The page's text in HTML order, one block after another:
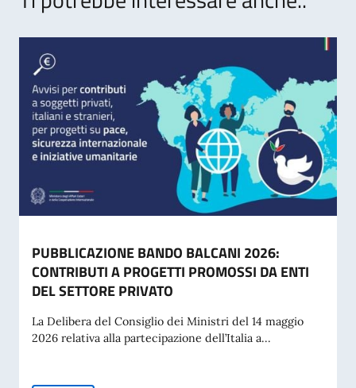
PUBBLICAZIONE BANDO BALCANI 2026:
CONTRIBUTI A PROGETTI PROMOSSI DA ENTI
DEL SETTORE PRIVATO
La Delibera del Consiglio dei Ministri del 14 maggio
2026 relativa alla partecipazione dell’Italia a...